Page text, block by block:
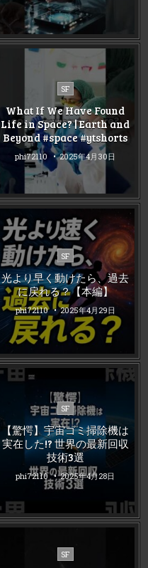
Posted
in
SF
What If We Have Found
Life in Space? | Earth and
Beyond #space #ytshorts
phi72110 2025年4月30日
Posted
in
SF
光より早く動けたら、過去
に戻れる？【本編】
phi72110 2025年4月29日
Posted
in
SF
【驚愕】宇宙ゴミ掃除機は
実在した!? 世界の最新回収
技術3選
phi72110 2025年4月28日
Posted
SF